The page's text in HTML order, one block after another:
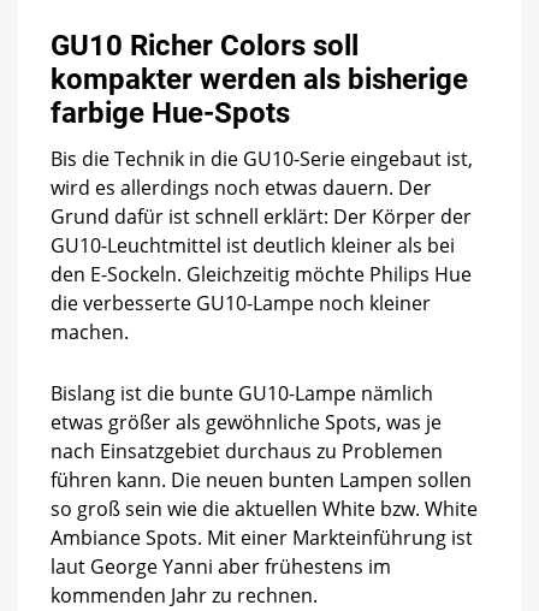
GU10 Richer Colors soll
kompakter werden als bisherige
farbige Hue-Spots
Bis die Technik in die GU10-Serie eingebaut ist,
wird es allerdings noch etwas dauern. Der
Grund dafür ist schnell erklärt: Der Körper der
GU10-Leuchtmittel ist deutlich kleiner als bei
den E-Sockeln. Gleichzeitig möchte Philips Hue
die verbesserte GU10-Lampe noch kleiner
machen.
Bislang ist die bunte GU10-Lampe nämlich
etwas größer als gewöhnliche Spots, was je
nach Einsatzgebiet durchaus zu Problemen
führen kann. Die neuen bunten Lampen sollen
so groß sein wie die aktuellen White bzw. White
Ambiance Spots. Mit einer Markteinführung ist
laut George Yanni aber frühestens im
kommenden Jahr zu rechnen.